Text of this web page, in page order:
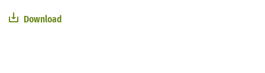
Download